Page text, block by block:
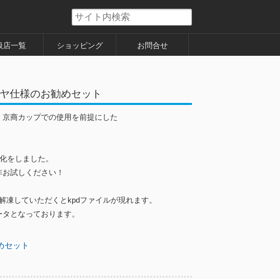
店一覧 ショッピング お問合せ
仕様のお勧めセット
商カップでの使用を前提にした
をしました。
試しください！
していただくとkpdファイルが現れます。
となっております。
セット